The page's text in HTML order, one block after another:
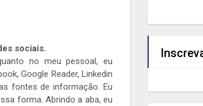
sociais.
no meu pessoal, eu
Google Reader, Linkedin
fontes de informação. Eu
forma. Abrindo a aba, eu